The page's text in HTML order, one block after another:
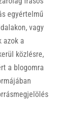
egyértelmű
vagy
azok a
közlésre,
a blogomra